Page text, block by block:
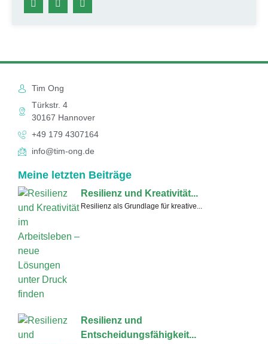
Tim Ong
Türkstr. 4
30167 Hannover
+49 179 4307164
info@tim-ong.de
Meine letzten Beiträge
Resilienz und Kreativität...
Resilienz als Grundlage für kreative...
Resilienz und
Entscheidungsfähigkeit...